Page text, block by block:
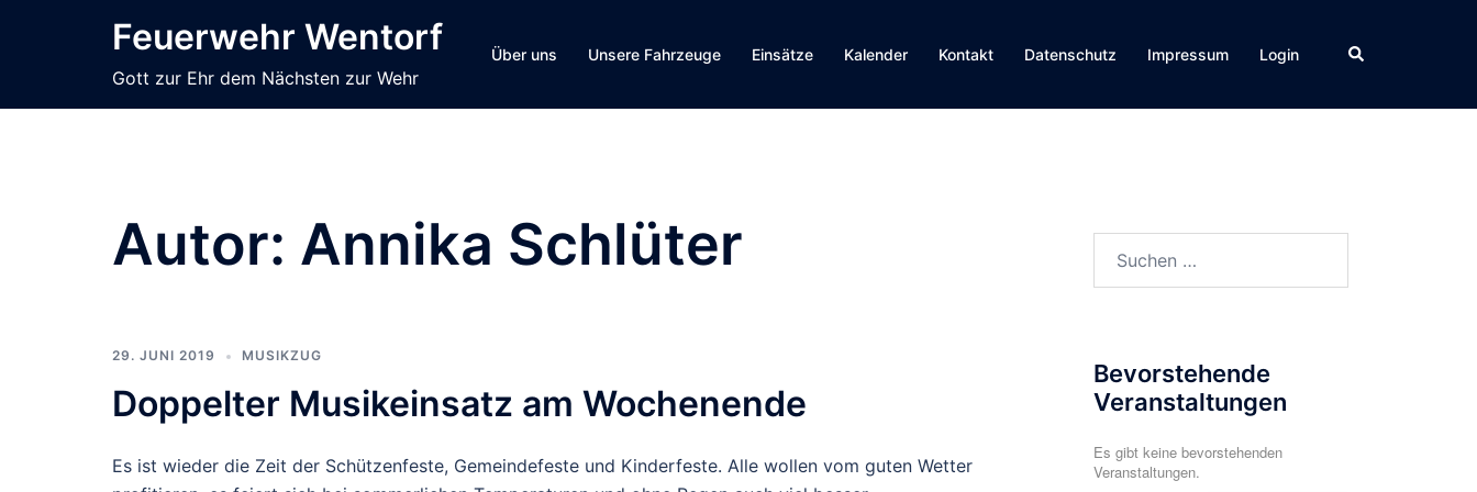
Feuerwehr Wentorf
Gott zur Ehr dem Nächsten zur Wehr
Über uns Unsere Fahrzeuge Einsätze Kalender Kontakt Datenschutz Impressum Login Suche
Autor: Annika Schlüter
29. JUNI 2019 MUSIKZUG
Doppelter Musikeinsatz am Wochenende
Es ist wieder die Zeit der Schützenfeste, Gemeindefeste und Kinderfeste. Alle wollen vom guten Wetter
Bevorstehende
Veranstaltungen
Es gibt keine bevorstehenden
Veranstaltungen.